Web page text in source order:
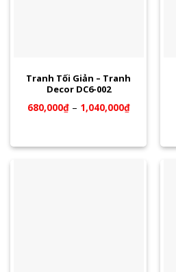
Tranh Tối Giản – Tranh
Decor DC6-002
680,000₫– 1,040,000₫